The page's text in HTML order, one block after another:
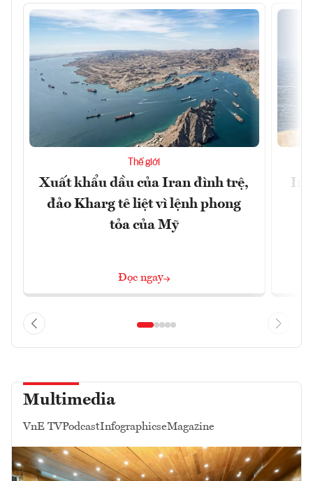
Thế giới
Xuất khẩu dầu của Iran đình trệ,
đảo Kharg tê liệt vì lệnh phong
tỏa của Mỹ
Đọc ngay
Multimedia
VnE TVPodcastInfographicseMagazine